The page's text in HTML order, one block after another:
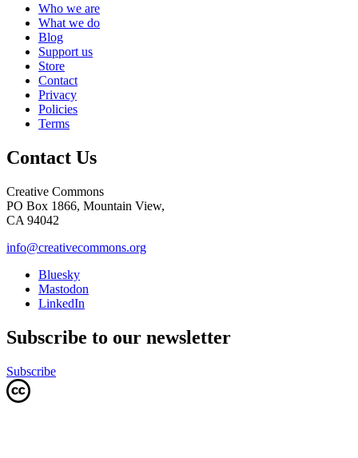
Who we are
What we do
Blog
Support us
Store
Contact
Privacy
Policies
Terms
Contact Us
Creative Commons
PO Box 1866, Mountain View,
CA 94042
info@creativecommons.org
Bluesky
Mastodon
LinkedIn
Subscribe to our newsletter
Subscribe